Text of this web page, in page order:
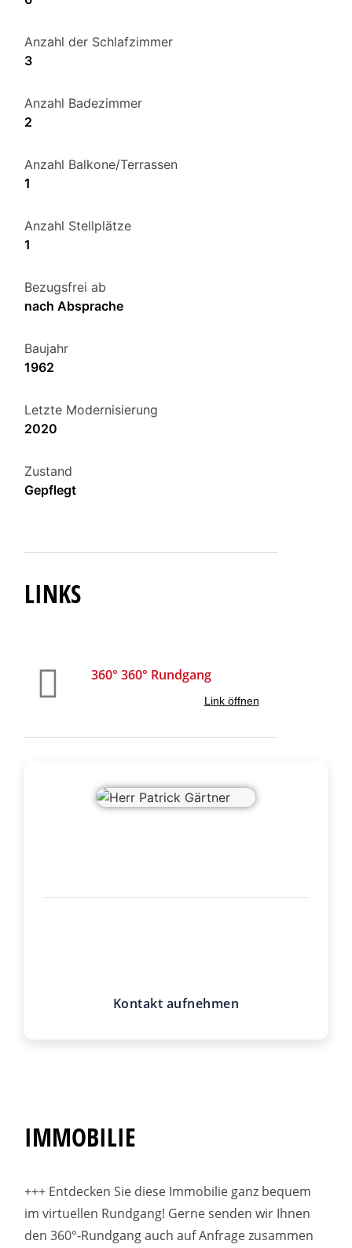
Anzahl der Schlafzimmer
3
Anzahl Badezimmer
2
Anzahl Balkone/Terrassen
1
Anzahl Stellplätze
1
Bezugsfrei ab
nach Absprache
Baujahr
1962
Letzte Modernisierung
2020
Zustand
Gepflegt
LINKS
360° 360° Rundgang
Link öffnen
Kontakt aufnehmen
IMMOBILIE
+++ Entdecken Sie diese Immobilie ganz bequem
im virtuellen Rundgang! Gerne senden wir Ihnen
den 360°-Rundgang auch auf Anfrage zusammen